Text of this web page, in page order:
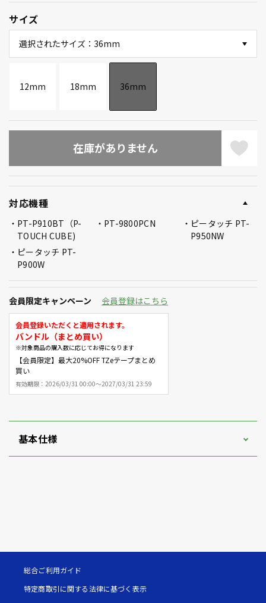
会員限定キャンペーン 会員登録はこちら
会員登録いただくと適用されます。
バンドル（まとめ買い）
※対象商品の購入数に応じてお得になります
【会員限定】最大20%OFF TZeテープまとめ
買い
有効期限： 2026/03/31 00:00～2027/03/31 23:59
サイズ
選択されたサイズ：36mm
12mm 18mm 36mm
在庫がありません
対応機種
PT-P910BT（P-
TOUCH CUBE)
PT-9800PCN
ピータッチ PT-
P950NW
ピータッチ PT-
P900W
基本仕様
総合ご利用ガイド
特定商取引に関する法律に基づく表示